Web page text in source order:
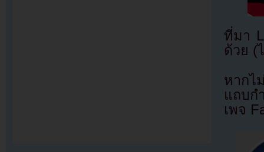
ที่มา
ด้วย (
หากไ
แถบก
เพจ